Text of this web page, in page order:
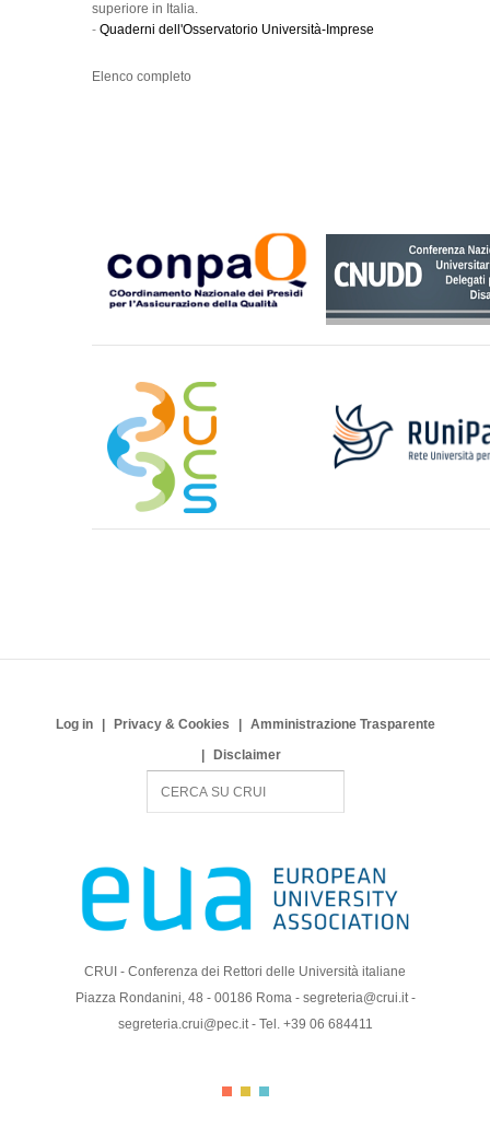
superiore in Italia.
- Quaderni dell'Osservatorio Università-Imprese
Elenco completo
Log in Privacy & Cookies
Amministrazione Trasparente
Disclaimer
c
CRUI - Conferenza dei Rettori delle Università italiane
Piazza Rondanini, 48 - 00186 Roma - segreteria@crui.it -
segreteria.crui@pec.it - Tel. +39 06 684411